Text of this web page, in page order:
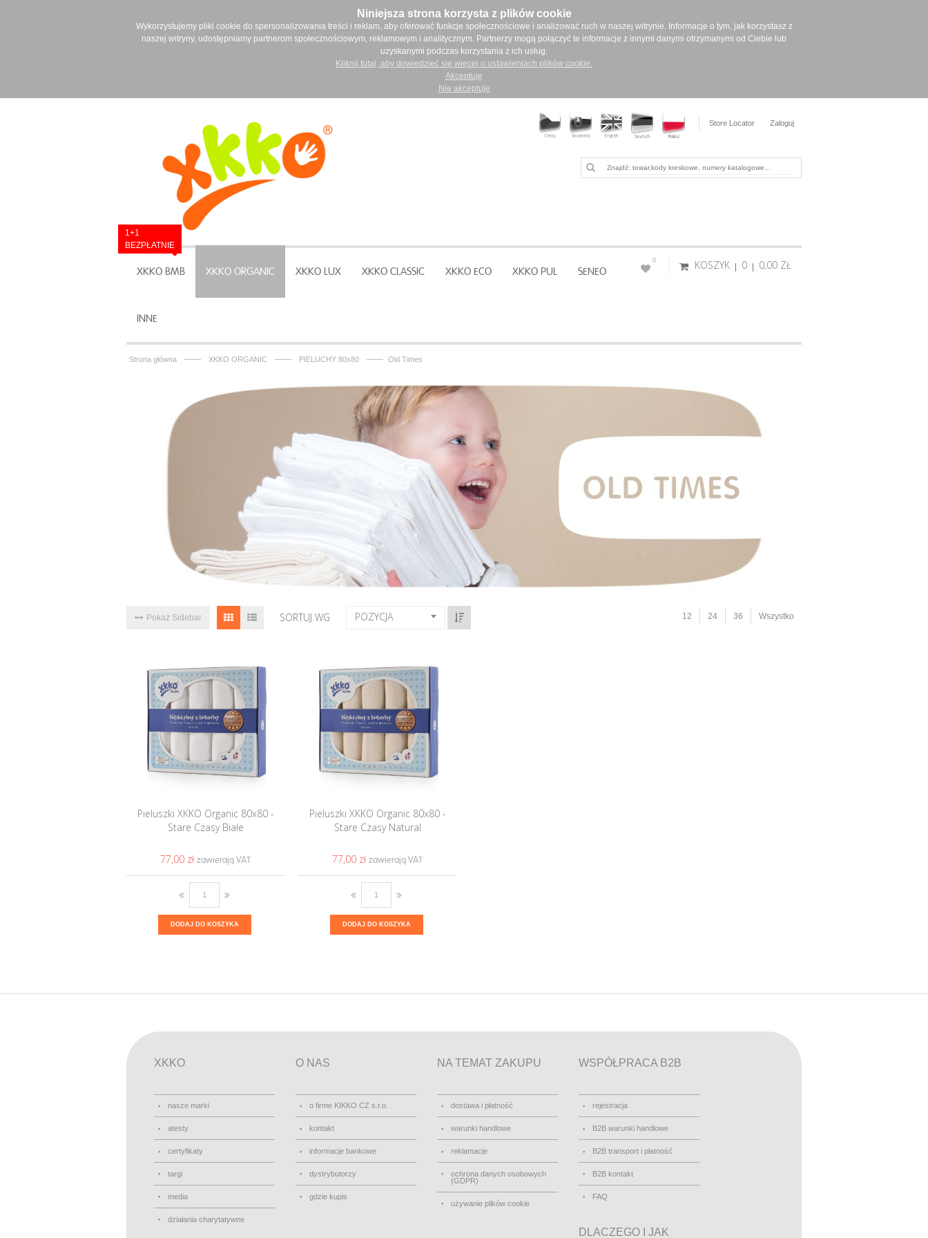
Niniejsza strona korzysta z plików cookie
Wykorzystujemy pliki cookie do spersonalizowania treści i reklam, aby oferować funkcje społecznościowe i analizować ruch w naszej witrynie. Informacje o tym, jak korzystasz z
naszej witryny, udostępniamy partnerom społecznościowym, reklamowym i analitycznym. Partnerzy mogą połączyć te informacje z innymi danymi otrzymanymi od Ciebie lub
uzyskanymi podczas korzystania z ich usług.
Kliknij tutaj, aby dowiedzieć się więcej o ustawieniach plików cookie.
Akceptuję
Nie akceptuje
Store Locator Zaloguj
XKKO BMB
1+1
BEZPŁATNIE
XKKO ORGANIC XKKO LUX XKKO CLASSIC XKKO ECO XKKO PUL SENEO
INNE
KOSZYK 0 0,00 ‎ZŁ
0
Strona główna —— XKKO ORGANIC —— PIELUCHY 80x80 —— Old Times
Pokaż Sidebar SORTUJ WG POZYCJA 12 24 36 Wszystko
Pieluszki XKKO Organic 80x80 -
Stare Czasy Białe
77,00 ‎zł
DODAJ DO KOSZYKA
Pieluszki XKKO Organic 80x80 -
Stare Czasy Natural
77,00 ‎zł
DODAJ DO KOSZYKA
XKKO
nasze marki
atesty
certyfikaty
targi
media
działania charytatywne
O NAS
o firme KIKKO CZ s.r.o.
kontakt
informacje bankowe
dystrybutorzy
gdzie kupis
NA TEMAT ZAKUPU
dostawa i płatność
warunki handlowe
reklamacje
ochrona danych osobowych
(GDPR)
używanie plików cookie
WSPÓŁPRACA B2B
rejestracja
B2B warunki handlowe
B2B transport i płatność
B2B kontakt
FAQ
DLACZEGO I JAK